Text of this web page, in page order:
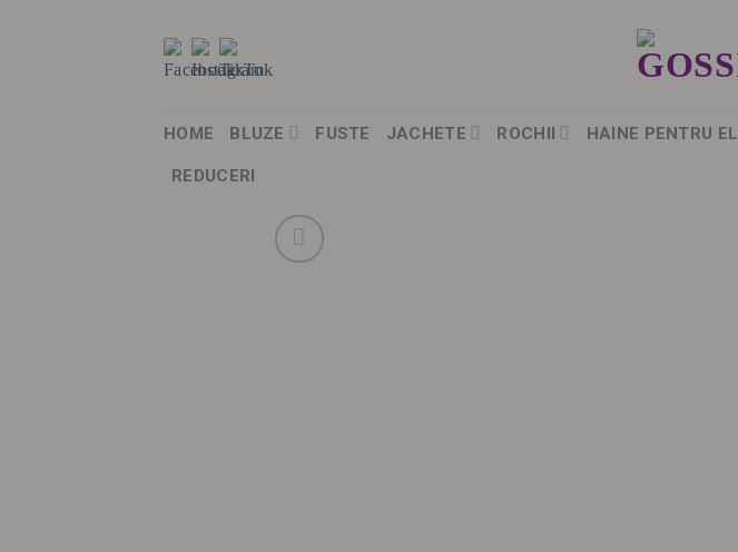
HOME BLUZE FUSTE JACHETE ROCHII HAINE PENTRU EL
REDUCERI